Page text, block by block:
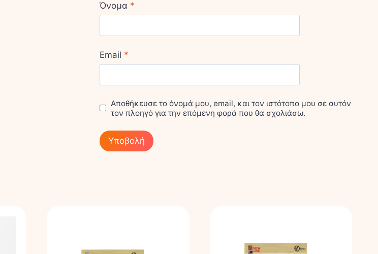
Όνομα *
Email *
Αποθήκευσε το όνομά μου, email, και τον ιστότοπο μου σε αυτόν
τον πλοηγό για την επόμενη φορά που θα σχολιάσω.